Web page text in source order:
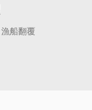
漁船翻覆